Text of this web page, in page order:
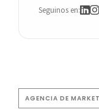
Seguinos en:
AGENCIA DE